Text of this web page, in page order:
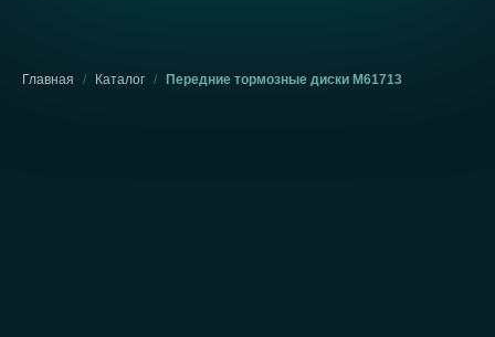
Главная / Каталог / Передние тормозные диски М61713